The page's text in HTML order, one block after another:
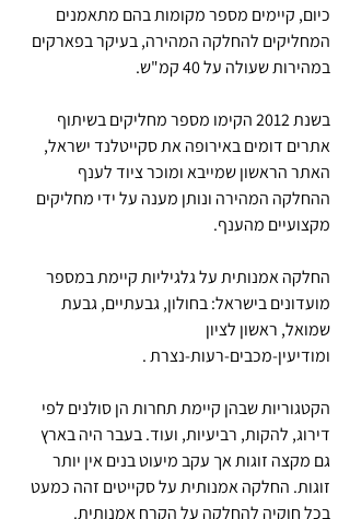
כיום, קיימים מספר מקומות בהם מתאמנים
המחליקים להחלקה המהירה, בעיקר בפארקים
במהירות שעולה על 40 קמ"ש.
בשנת 2012 הקימו מספר מחליקים בשיתוף
אתרים דומים באירופה את סקייטלנד ישראל,
האתר הראשון שמייבא ומוכר ציוד לענף
ההחלקה המהירה ונותן מענה על ידי מחליקים
מקצועיים מהענף.
החלקה אמנותית על גלגיליות קיימת במספר
מועדונים בישראל: בחולון, גבעתיים, גבעת
שמואל, ראשון לציון
ומודיעין-מכבים-רעות-נצרת .
הקטגוריות שבהן קיימת תחרות הן סולנים לפי
דירוג, להקות, רביעיות, ועוד. בעבר היה בארץ
גם מקצה זוגות אך עקב מיעוט בנים אין יותר
זוגות. החלקה אמנותית על סקייטים זהה כמעט
בכל חוקיה להחלקה על הקרח אמנותית.